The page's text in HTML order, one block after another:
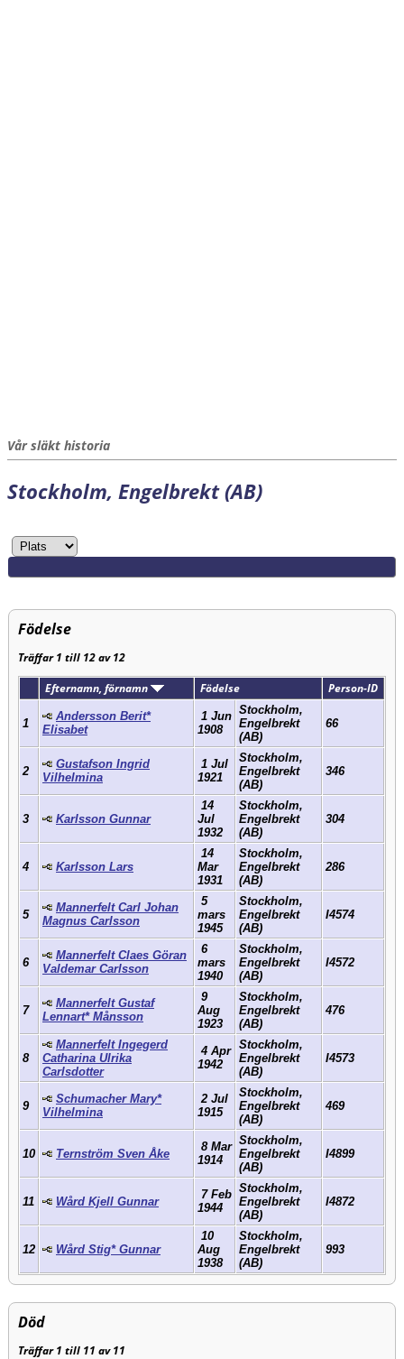
Vår släkt historia
Stockholm, Engelbrekt (AB)
Födelse
Träffar 1 till 12 av 12
Efternamn, förnamn
Födelse Person-ID
1
Andersson Berit*
Elisabet
1 Jun
1908
Stockholm,
Engelbrekt
(AB)
66
2
Gustafson Ingrid
Vilhelmina
1 Jul
1921
Stockholm,
Engelbrekt
(AB)
346
3 Karlsson Gunnar
14
Jul
1932
Stockholm,
Engelbrekt
(AB)
304
4 Karlsson Lars
14
Mar
1931
Stockholm,
Engelbrekt
(AB)
286
5
Mannerfelt Carl Johan
Magnus Carlsson
5
mars
1945
Stockholm,
Engelbrekt
(AB)
I4574
6
Mannerfelt Claes Göran
Valdemar Carlsson
6
mars
1940
Stockholm,
Engelbrekt
(AB)
I4572
7
Mannerfelt Gustaf
Lennart* Månsson
9
Aug
1923
Stockholm,
Engelbrekt
(AB)
476
8
Mannerfelt Ingegerd
Catharina Ulrika
Carlsdotter
4 Apr
1942
Stockholm,
Engelbrekt
(AB)
I4573
9
Schumacher Mary*
Vilhelmina
2 Jul
1915
Stockholm,
Engelbrekt
(AB)
469
10 Ternström Sven Åke
8 Mar
1914
Stockholm,
Engelbrekt
(AB)
I4899
11 Wård Kjell Gunnar
7 Feb
1944
Stockholm,
Engelbrekt
(AB)
I4872
12 Wård Stig* Gunnar
10
Aug
1938
Stockholm,
Engelbrekt
(AB)
993
Död
Träffar 1 till 11 av 11